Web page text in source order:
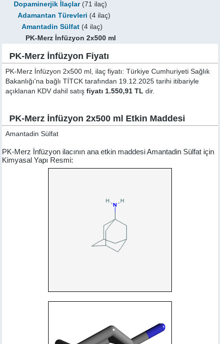
Dopaminerjik İlaçlar(71 ilaç)
Adamantan Türevleri (4 ilaç)
Amantadin Sülfat (4 ilaç)
PK-Merz İnfüzyon 2x500 ml
PK-Merz İnfüzyon Fiyatı
PK-Merz İnfüzyon 2x500 ml, ilaç fiyatı: Türkiye Cumhuriyeti Sağlık
Bakanlığı'na bağlı TİTCK tarafından 19.12.2025 tarihi itibariyle
açıklanan KDV dahil satışfiyatı 1.550,91 TL dir.
PK-Merz İnfüzyon 2x500 ml Etkin Maddesi
Amantadin Sülfat
PK-Merz İnfüzyon ilacının ana etkin maddesi Amantadin Sülfat için
Kimyasal Yapı Resmi: